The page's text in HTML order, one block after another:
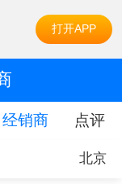
打开APP
经销商 点评
北京